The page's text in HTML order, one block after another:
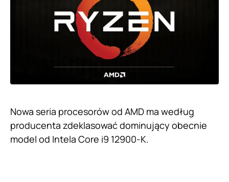
Nowa seria procesorów od AMD ma według
producenta zdeklasować dominujący obecnie
model od Intela Core i9 12900-K.